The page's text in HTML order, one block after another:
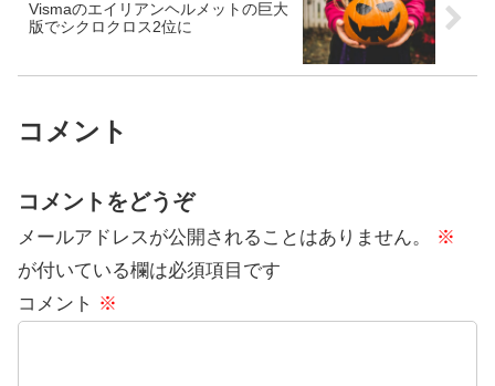
Vismaのエイリアンヘルメットの巨大
版でシクロクロス2位に
コメント
コメントをどうぞ
メールアドレスが公開されることはありません。
※
が付いている欄は必須項目です
コメント ※